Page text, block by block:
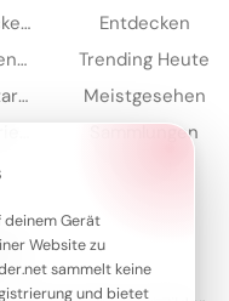
deinem Gerät
Website zu
sammelt keine
und bietet
Herzlicher Schulstart: Neugier wecken für YouTube und mehr Freude
Aufbruch ins Wissen: Ein inspirierender Schulstart Gruß für Pinterest
Intelligente Gedanken zum Schulstart – dein Motivations-Kick für Instagram
Entdecken
Trending Heute
Meistgesehen
Sammlungen